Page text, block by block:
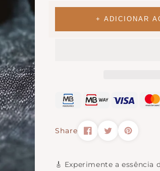
para
Palheta
em
quantidade
para
Palheta
+ ADICIONAR
Share
🎸 Experimente a essência